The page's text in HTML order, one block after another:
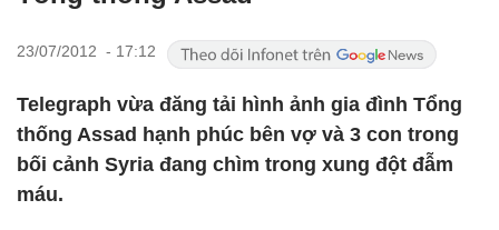
23/07/2012 - 17:12
Telegraph vừa đăng tải hình ảnh gia đình Tổng
thống Assad hạnh phúc bên vợ và 3 con trong
bối cảnh Syria đang chìm trong xung đột đẫm
máu.